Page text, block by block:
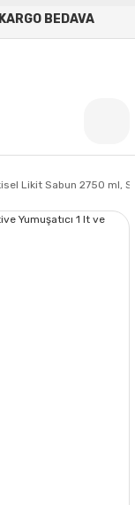
BEDAVA
Likit Sabun 2750 ml,